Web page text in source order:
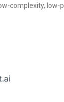
complexity, low-